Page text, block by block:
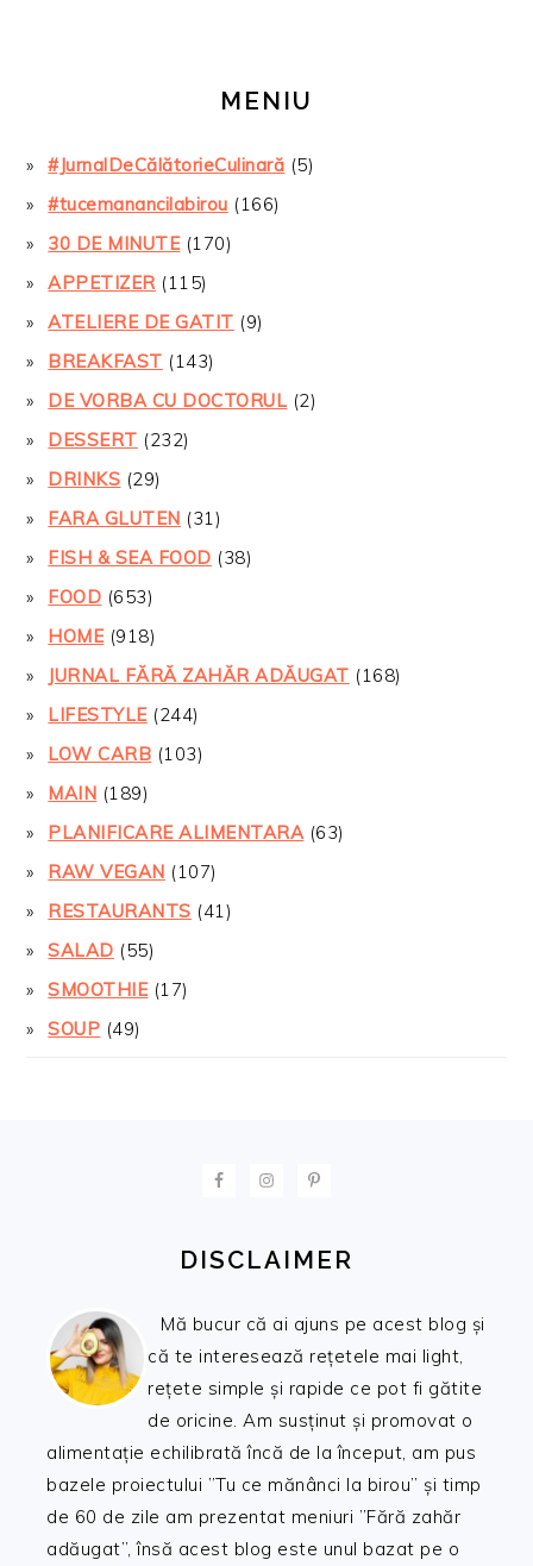
MENIU
#JurnalDeCălătorieCulinară (5)
#tucemanancilabirou (166)
30 DE MINUTE(170)
APPETIZER(115)
ATELIERE DE GATIT (9)
BREAKFAST (143)
DE VORBA CU DOCTORUL (2)
DESSERT (232)
DRINKS (29)
FARA GLUTEN (31)
FISH & SEA FOOD (38)
FOOD (653)
HOME(918)
JURNAL FĂRĂ ZAHĂR ADĂUGAT (168)
LIFESTYLE(244)
LOW CARB (103)
MAIN (189)
PLANIFICARE ALIMENTARA(63)
RAW VEGAN (107)
RESTAURANTS (41)
SALAD (55)
SMOOTHIE(17)
SOUP (49)
DISCLAIMER
Mă bucur că ai ajuns pe acest blog și
că te interesează rețetele mai light,
rețete simple și rapide ce pot fi gătite
de oricine. Am susținut și promovat o
alimentație echilibrată încă de la început, am pus
bazele proiectului ”Tu ce mănânci la birou” și timp
de 60 de zile am prezentat meniuri ”Fără zahăr
adăugat”, însă acest blog este unul bazat pe o